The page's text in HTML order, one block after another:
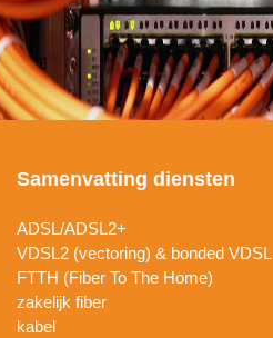
Samenvatting diensten
ADSL/ADSL2+
VDSL2 (vectoring) & bonded VDSL
FTTH (Fiber To The Home)
zakelijk fiber
kabel